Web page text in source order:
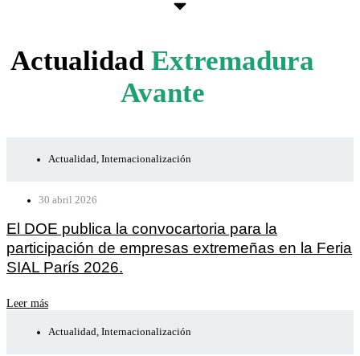
ActualidadExtremadura
Avante
Actualidad, Internacionalización
30 abril 2026
El DOE publica la convocartoria para la
participación de empresas extremeñas en la Feria
SIAL París 2026.
Leer más
Actualidad, Internacionalización